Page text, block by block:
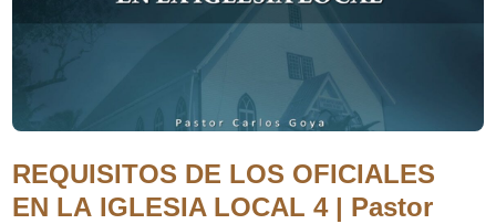
REQUISITOS DE LOS OFICIALES
EN LA IGLESIA LOCAL 4 | Pastor